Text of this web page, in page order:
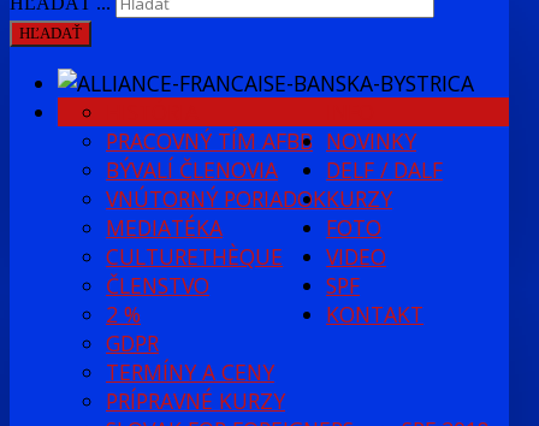
HĽADAŤ
PRACOVNÝ TÍM AFBB
BÝVALÍ ČLENOVIA
VNÚTORNÝ PORIADOK
MEDIATÉKA
CULTURETHÈQUE
ČLENSTVO
2 %
GDPR
NOVINKY
DELF / DALF
TERMÍNY A CENY
PRÍPRAVNÉ KURZY
KURZY
FOTO
VIDEO
SPF
KONTAKT